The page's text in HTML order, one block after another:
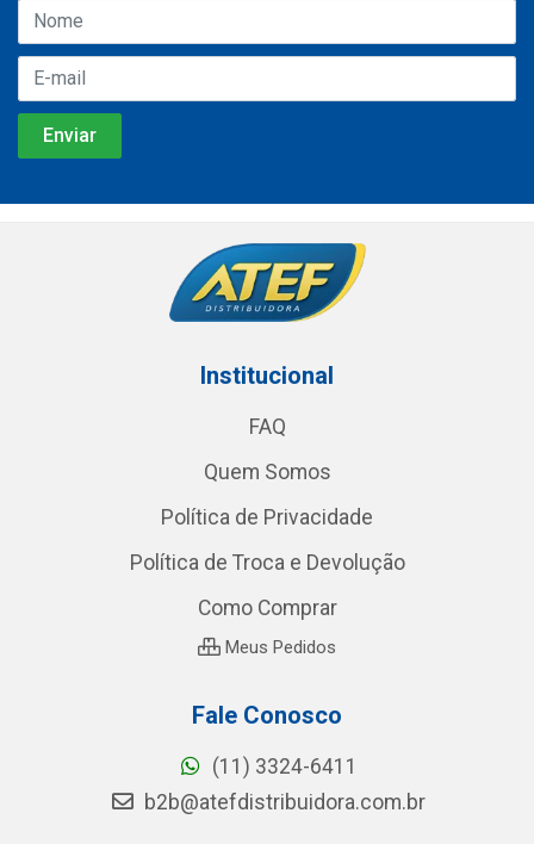
Institucional
FAQ
Quem Somos
Política de Privacidade
Política de Troca e Devolução
Como Comprar
Meus Pedidos
Fale Conosco
(11) 3324-6411
b2b@atefdistribuidora.com.br